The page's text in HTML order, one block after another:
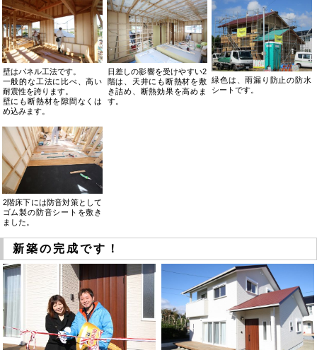
壁はパネル工法です。
一般的な工法に比べ、高い
耐震性を誇ります。
壁にも断熱材を隙間なくは
め込みます。
日差しの影響を受けやすい2
階は、天井にも断熱材を敷
き詰め、断熱効果を高めま
す。
緑色は、雨漏り防止の防水
シートです。
2階床下には防音対策として
ゴム製の防音シートを敷き
ました。
新築の完成です！